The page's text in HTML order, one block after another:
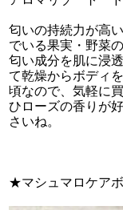
匂いの持続力が高
でいる果実・野菜
匂い成分を肌に浸
て乾燥からボディ
頃なので、気軽に
ひローズの香りが
さいね。
★マシュマロケア